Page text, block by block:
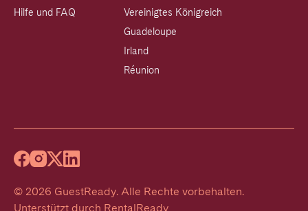
Hilfe und FAQ
Vereinigtes Königreich
Guadeloupe
Irland
Réunion
© 2026 GuestReady. Alle Rechte vorbehalten.
Unterstützt durch RentalReady